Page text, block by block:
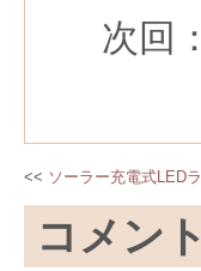
次回：
ソーラー充電式LED
コメント